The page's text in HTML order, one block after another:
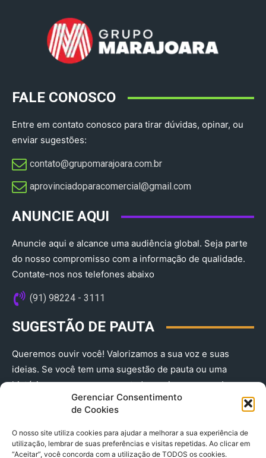
Gerenciar Consentimento
de Cookies
O nosso site utiliza cookies para ajudar a melhorar a sua experiência de
utilização, lembrar de suas preferências e visitas repetidas. Ao clicar em
“Aceitar”, você concorda com a utilização de TODOS os cookies.
FALE CONOSCO
Entre em contato conosco para tirar dúvidas, opinar, ou
enviar sugestões:
contato@grupomarajoara.com.br
aprovinciadoparacomercial@gmail.com​
ANUNCIE AQUI
Anuncie aqui e alcance uma audiência global. Seja parte
do nosso compromisso com a informação de qualidade.
Contate-nos nos telefones abaixo
(91) 98224 - 3111
SUGESTÃO DE PAUTA
Queremos ouvir você! Valorizamos a sua voz e suas
ideias. Se você tem uma sugestão de pauta ou uma
história que merece ser contada, envie-nos agora!
(91) 98224 - 3111